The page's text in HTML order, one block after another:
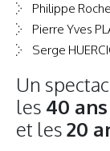
Philippe Roche
Pierre Yves
Serge
Un
les 40 ans
et les20